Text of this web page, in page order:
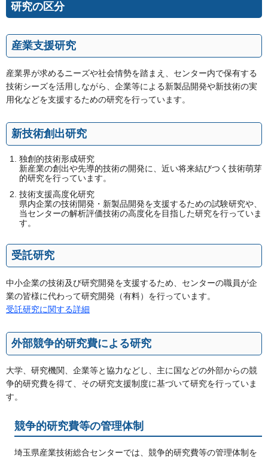
研究の区分
産業支援研究
産業界が求めるニーズや社会情勢を踏まえ、センター内で保有する
技術シーズを活用しながら、企業等による新製品開発や新技術の実
用化などを支援するための研究を行っています。
新技術創出研究
独創的技術形成研究
新産業の創出や先導的技術の開発に、近い将来結びつく技術萌芽
的研究を行っています。
技術支援高度化研究
県内企業の技術開発・新製品開発を支援するための試験研究や、
当センターの解析評価技術の高度化を目指した研究を行っていま
す。
受託研究
中小企業の技術及び研究開発を支援するため、センターの職員が企
業の皆様に代わって研究開発（有料）を行っています。
受託研究に関する詳細
外部競争的研究費による研究
大学、研究機関、企業等と協力などし、主に国などの外部からの競
争的研究費を得て、その研究支援制度に基づいて研究を行っていま
す。
競争的研究費等の管理体制
埼玉県産業技術総合センターでは、競争的研究費等の管理体制を